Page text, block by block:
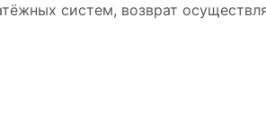
систем, возврат